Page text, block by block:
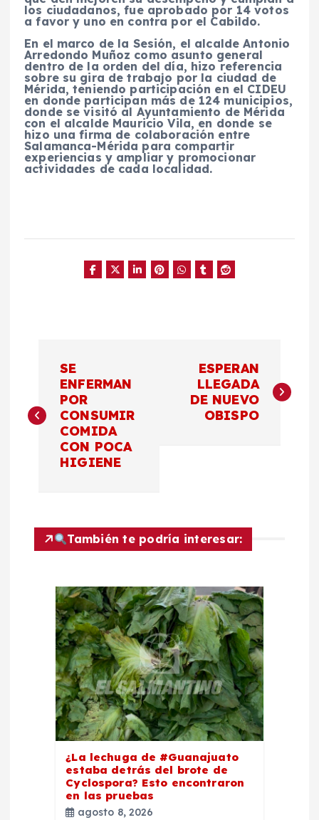
los ciudadanos, fue aprobado por 14 votos
a favor y uno en contra por el Cabildo.
En el marco de la Sesión, el alcalde Antonio
Arredondo Muñoz como asunto general
dentro de la orden del día, hizo referencia
sobre su gira de trabajo por la ciudad de
Mérida, teniendo participación en el CIDEU
en donde participan más de 124 municipios,
donde se visitó al Ayuntamiento de Mérida
con el alcalde Mauricio Vila, en donde se
hizo una firma de colaboración entre
Salamanca-Mérida para compartir
experiencias y ampliar y promocionar
actividades de cada localidad.
v
a
SE
ENFERMAN
POR
CONSUMIR
COMIDA
CON POCA
HIGIENE
ESPERAN
LLEGADA
DE NUEVO
OBISPO
También te podría interesar:
¿La lechuga de #Guanajuato
estaba detrás del brote de
Cyclospora? Esto encontraron
en las pruebas
agosto 8, 2026